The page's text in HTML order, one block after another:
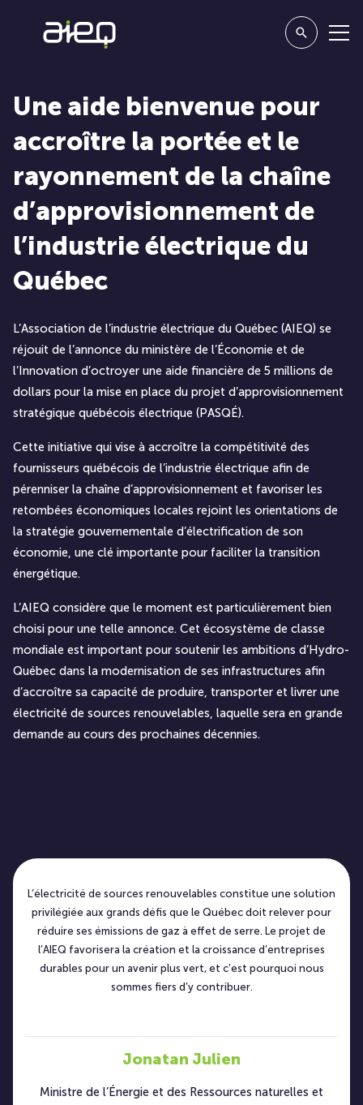
Une aide bienvenue pour
accroître la portée et le
rayonnement de la chaîne
d’approvisionnement de
l’industrie électrique du
Québec
L’Association de l’industrie électrique du Québec (AIEQ) se
réjouit de l’annonce du ministère de l’Économie et de
l’Innovation d’octroyer une aide financière de 5 millions de
dollars pour la mise en place du projet d’approvisionnement
stratégique québécois électrique (PASQÉ).
Cette initiative qui vise à accroître la compétitivité des
fournisseurs québécois de l’industrie électrique afin de
pérenniser la chaîne d’approvisionnement et favoriser les
retombées économiques locales rejoint les orientations de
la stratégie gouvernementale d’électrification de son
économie, une clé importante pour faciliter la transition
énergétique.
L’AIEQ considère que le moment est particulièrement bien
choisi pour une telle annonce. Cet écosystème de classe
mondiale est important pour soutenir les ambitions d’Hydro-
Québec dans la modernisation de ses infrastructures afin
d’accroître sa capacité de produire, transporter et livrer une
électricité de sources renouvelables, laquelle sera en grande
demande au cours des prochaines décennies.
L’électricité de sources renouvelables constitue une solution
privilégiée aux grands défis que le Québec doit relever pour
réduire ses émissions de gaz à effet de serre. Le projet de
l’AIEQ favorisera la création et la croissance d’entreprises
durables pour un avenir plus vert, et c’est pourquoi nous
sommes fiers d’y contribuer.
Jonatan Julien
Ministre de l’Énergie et des Ressources naturelles et